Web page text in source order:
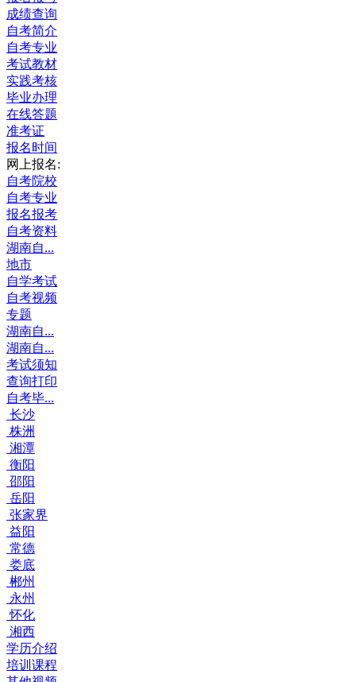
成绩查询
自考简介
自考专业
考试教材
实践考核
毕业办理
在线答题
准考证
报名时间
网上报名:
自考院校
自考专业
报名报考
自考资料
湖南自...
地市
自学考试
自考视频
专题
湖南自...
湖南自...
考试须知
查询打印
自考毕...
长沙
株洲
湘潭
衡阳
邵阳
岳阳
张家界
益阳
常德
娄底
郴州
永州
怀化
湘西
学历介绍
培训课程